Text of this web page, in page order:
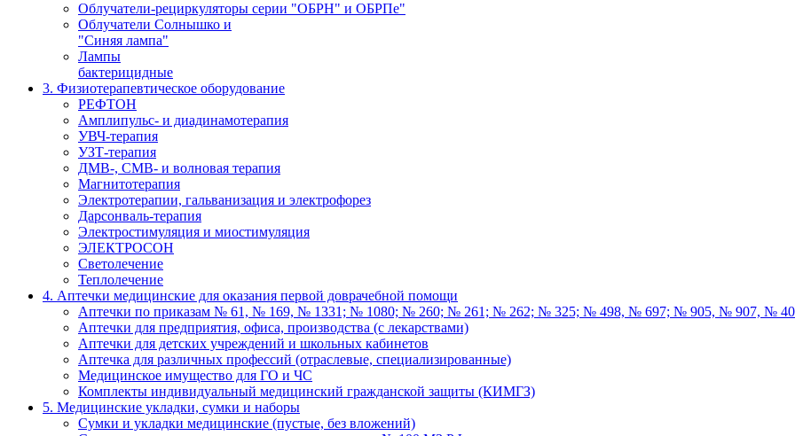
Облучатели-рециркуляторы серии "ОБРН" и ОБРПе"
Облучатели Солнышко и
"Синяя лампа"
Лампы
бактерицидные
3. Физиотерапевтическое оборудование
РЕФТОН
Амплипульс- и диадинамотерапия
УВЧ-терапия
УЗТ-терапия
ДМВ-, СМВ- и волновая терапия
Магнитотерапия
Электротерапии, гальванизация и электрофорез
Дарсонваль-терапия
Электростимуляция и миостимуляция
ЭЛЕКТРОСОН
Светолечение
Теплолечение
4. Аптечки медицинские для оказания первой доврачебной помощи
Аптечки по приказам № 61, № 169, № 1331; № 1080; № 260; № 261; № 262; № 325; № 498, № 697; № 905, № 907, №
Аптечки для предприятия, офиса, производства (с лекарствами)
Аптечки для детских учреждений и школьных кабинетов
Аптечка для различных профессий (отраслевые, специализированные)
Медицинское имущество для ГО и ЧС
Комплекты индивидуальный медицинский гражданской защиты (КИМГЗ)
5. Медицинские укладки, сумки и наборы
Сумки и укладки медицинские (пустые, без вложений)